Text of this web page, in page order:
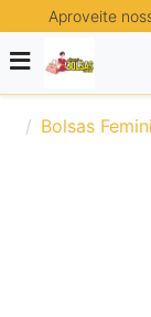
Aproveite
Bolsas